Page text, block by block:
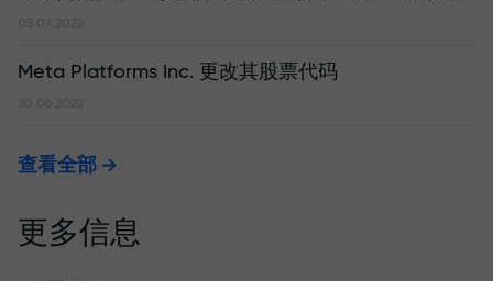
Meta Platforms Inc. 更改其股票代码
30.06.2022
查看全部
更多信息